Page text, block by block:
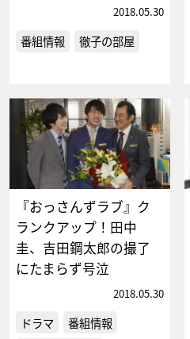
2018.05.30
番組情報 徹子の部屋
『おっさんずラブ』ク
ランクアップ！田中
圭、吉田鋼太郎の撮了
にたまらず号泣
2018.05.30
ドラマ
番組情報